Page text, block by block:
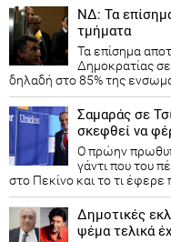
ΝΔ: Τα
τμήματα
Τα επίσημα
Δημοκρατίας​
δηλαδή στο 85% της
Σαμαράς σε
σκεφθεί να
Ο πρώην
γάντι που του
στο Πεκίνο και το τι έφερε
Δημοτικές
ψέμα τελικά